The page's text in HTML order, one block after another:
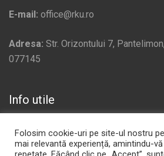
E-mail: office@rku.ro
Adresa: Str. Orizontului 7,
077145
Info utile
Politică de confidențialitate
Plata si Livrare
Folosim cookie-uri pe site-ul nostru
mai relevantă experiență, amintindu-